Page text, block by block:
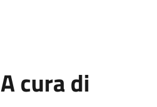
A cura di